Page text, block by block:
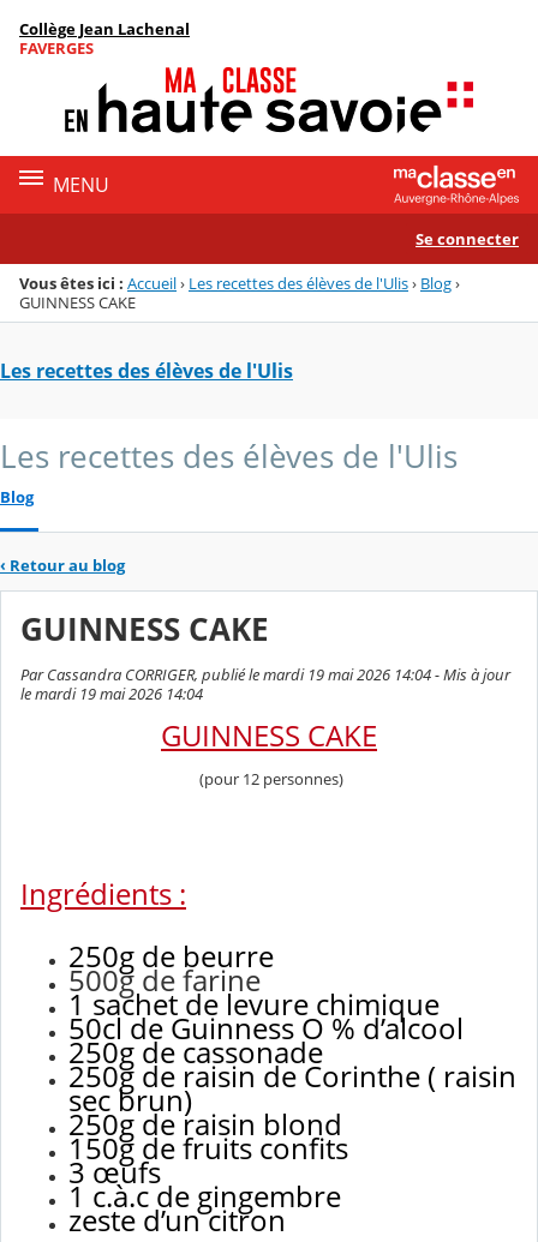
Menu de la rubrique
Contenu
Collège Jean Lachenal
FAVERGES
MENU
Se connecter
Vous êtes ici : Accueil› Les recettes des élèves de l'Ulis› Blog›
GUINNESS CAKE
Les recettes des élèves de l'Ulis
Les recettes des élèves de l'Ulis
Blog
‹ Retour au blog
GUINNESS CAKE
Par Cassandra CORRIGER, publié le mardi 19 mai 2026 14:04 - Mis à jour
le mardi 19 mai 2026 14:04
GUINNESS CAKE
(pour 12 personnes)
Ingrédients :
250g de beurre
500g de farine
1 sachet de levure chimique
50cl de Guinness O % d’alcool
250g de cassonade
250g de raisin de Corinthe ( raisin
sec brun)
250g de raisin blond
150g de fruits confits
3 œufs
1 c.à.c de gingembre
zeste d’un citron